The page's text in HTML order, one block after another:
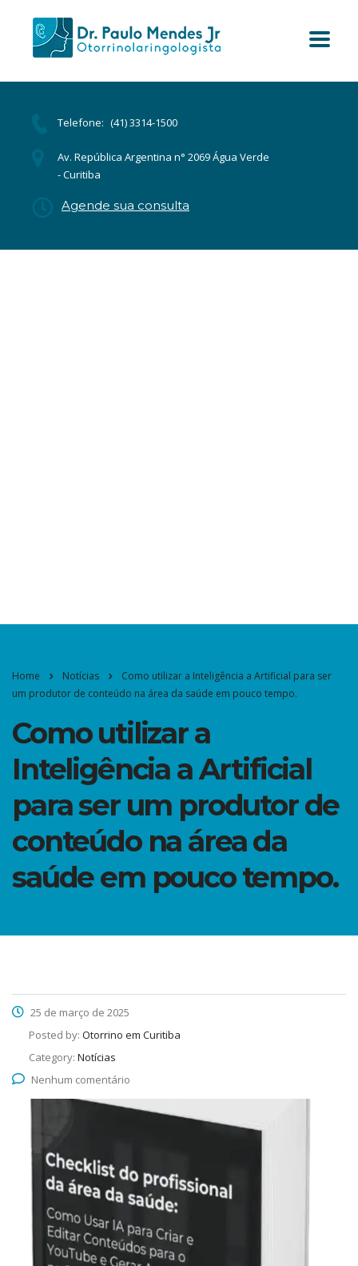
Telefone: (41) 3314-1500
Av. República Argentina n° 2069 Água Verde
- Curitiba
Agende sua consulta
Home Notícias
Como utilizar a Inteligência a Artificial para ser
um produtor de conteúdo na área da saúde em pouco tempo.
Como utilizar a
Inteligência a Artificial
para ser um produtor de
conteúdo na área da
saúde em pouco tempo.
25 de março de 2025
Posted by: Otorrino em Curitiba
Category: Notícias
Nenhum comentário